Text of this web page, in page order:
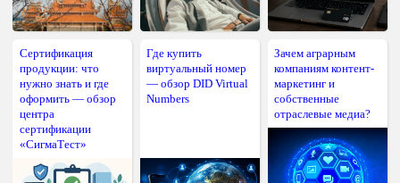
Сертификация
продукции: что
нужно знать и где
оформить — обзор
центра
сертификации
«СигмаТест»
Где купить
виртуальный номер
— обзор DID Virtual
Numbers
Зачем аграрным
компаниям контент-
маркетинг и
собственные
отраслевые медиа?